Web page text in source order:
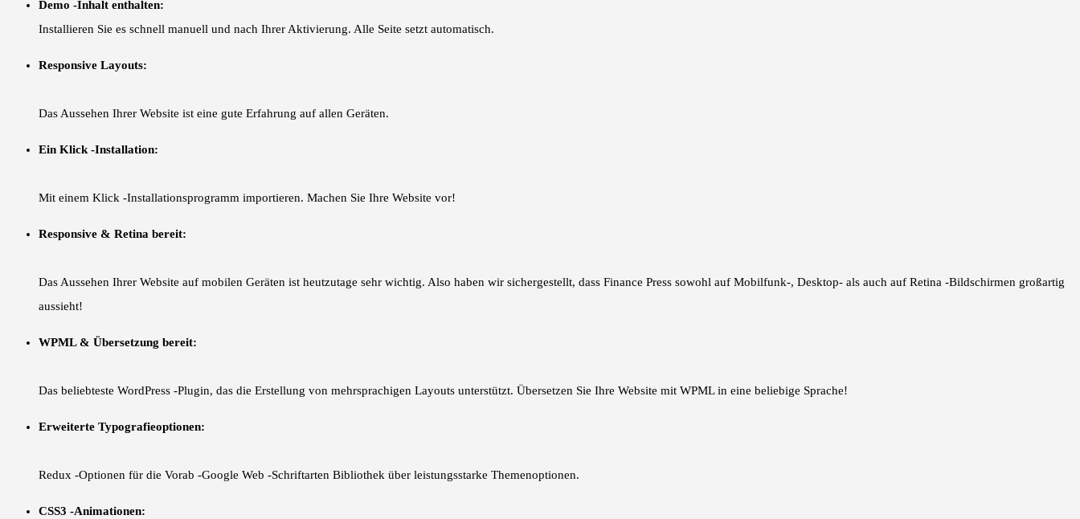
Demo -Inhalt enthalten:
Installieren Sie es schnell manuell und nach Ihrer Aktivierung. Alle Seite setzt automatisch.
Responsive Layouts:
Das Aussehen Ihrer Website ist eine gute Erfahrung auf allen Geräten.
Ein Klick -Installation:
Mit einem Klick -Installationsprogramm importieren. Machen Sie Ihre Website vor!
Responsive & Retina bereit:
Das Aussehen Ihrer Website auf mobilen Geräten ist heutzutage sehr wichtig. Also haben wir sichergestellt, dass Finance Press sowohl auf Mobilfunk-, Desktop- als auch auf Retina -Bildschirmen großartig
aussieht!
WPML & Übersetzung bereit:
Das beliebteste WordPress -Plugin, das die Erstellung von mehrsprachigen Layouts unterstützt. Übersetzen Sie Ihre Website mit WPML in eine beliebige Sprache!
Erweiterte Typografieoptionen:
Redux -Optionen für die Vorab -Google Web -Schriftarten Bibliothek über leistungsstarke Themenoptionen.
CSS3 -Animationen: